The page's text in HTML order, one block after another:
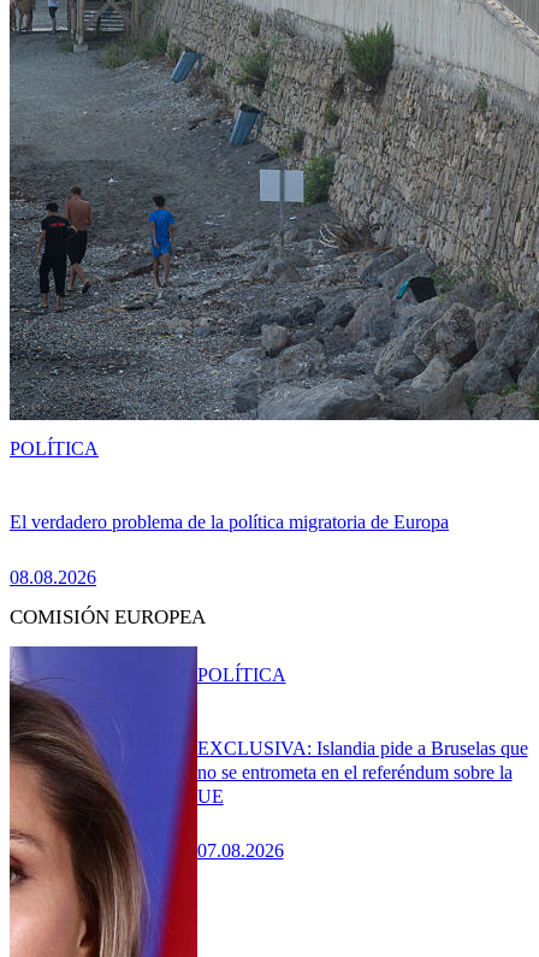
El verdadero problema de la política migratoria de Europa
08.08.2026
POLÍTICA
COMISIÓN EUROPEA
EXCLUSIVA: Islandia pide a Bruselas que
no se entrometa en el referéndum sobre la
UE
07.08.2026
POLÍTICA